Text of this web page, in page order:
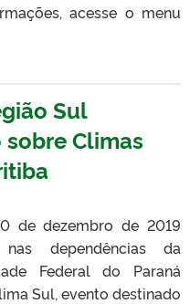
acesse o menu
Sul
Climas
de dezembro de 2019
dependências da
Federal do Paraná
Sul, evento destinado